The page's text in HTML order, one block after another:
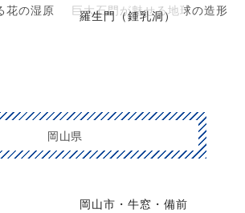
花の湿原 羅生門（鍾乳洞）
巨大石門が魅せる地球の造形
岡山県
岡山市・牛窓・備前